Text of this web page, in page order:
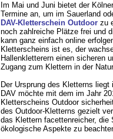
Im Mai und Juni bietet der
Termine an, um im Sauerland
DAV-Kletterschein Outdoorzu
noch zahlreiche Plätze frei und
kann ganz einfach online
Kletterscheins ist es, der
Hallenkletterern einen sicheren
Zugang zum Klettern in der
Der Ursprung des Kletterns liegt
DAV möchte mit dem im Jahr
Kletterscheins Outdoor
des Outdoor-Kletterns gezielt
das Klettern facettenreicher,
ökologische Aspekte zu